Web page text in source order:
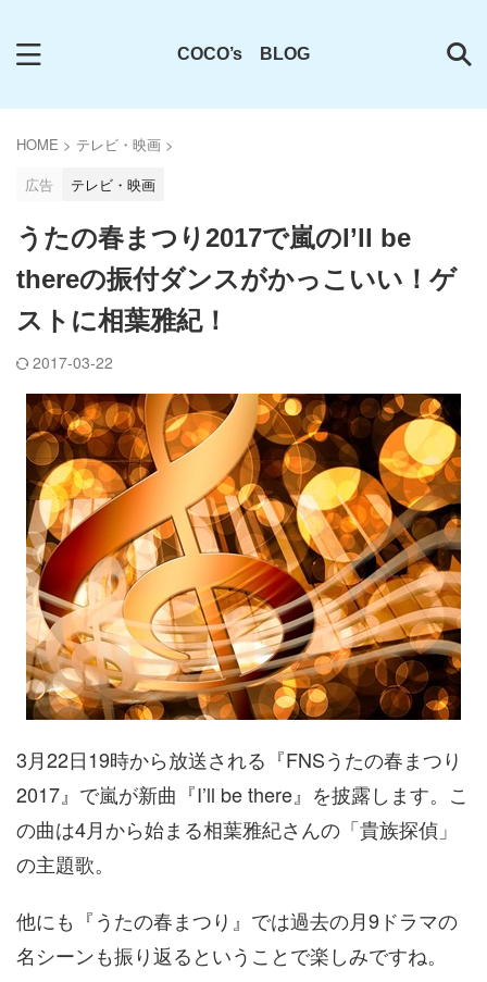
COCO’s BLOG
HOME > テレビ・映画 >
広告
テレビ・映画
うたの春まつり2017で嵐のI’ll be
thereの振付ダンスがかっこいい！ゲ
ストに相葉雅紀！
2017-03-22
3月22日19時から放送される『FNSうたの春まつり
2017』で嵐が新曲『I’ll be there』を披露します。こ
の曲は4月から始まる相葉雅紀さんの「貴族探偵」
の主題歌。
他にも『うたの春まつり』では過去の月9ドラマの
名シーンも振り返るということで楽しみですね。